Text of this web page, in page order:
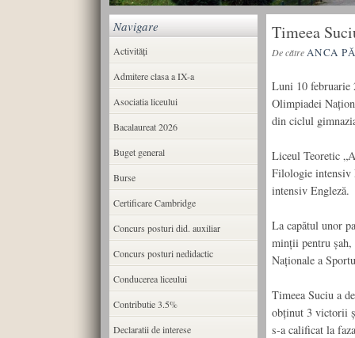
Timeea
De cătreANCA
Luni 10 februarie
Olimpiadei
din ciclul
Liceul Teoretic
Filologie intensiv
intensiv Engleză.
La capătul unor
minții pentru șah,
Naționale a
Timeea Suciu a
obținut 3 victorii
s-a calificat la
Navigare
Activități
Admitere clasa a IX-a
Asociatia liceului
Bacalaureat 2026
Buget general
Burse
Certificare Cambridge
Concurs posturi did. auxiliar
Concurs posturi nedidactic
Conducerea liceului
Contributie 3.5%
Declaratii de interese